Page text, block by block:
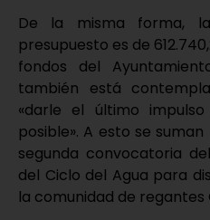
De la misma forma,
presupuesto es de
fondos del
también está
«darle el último
posible». A esto se suman
segunda convocatoria
del Ciclo del Agua para
la comunidad de regantes